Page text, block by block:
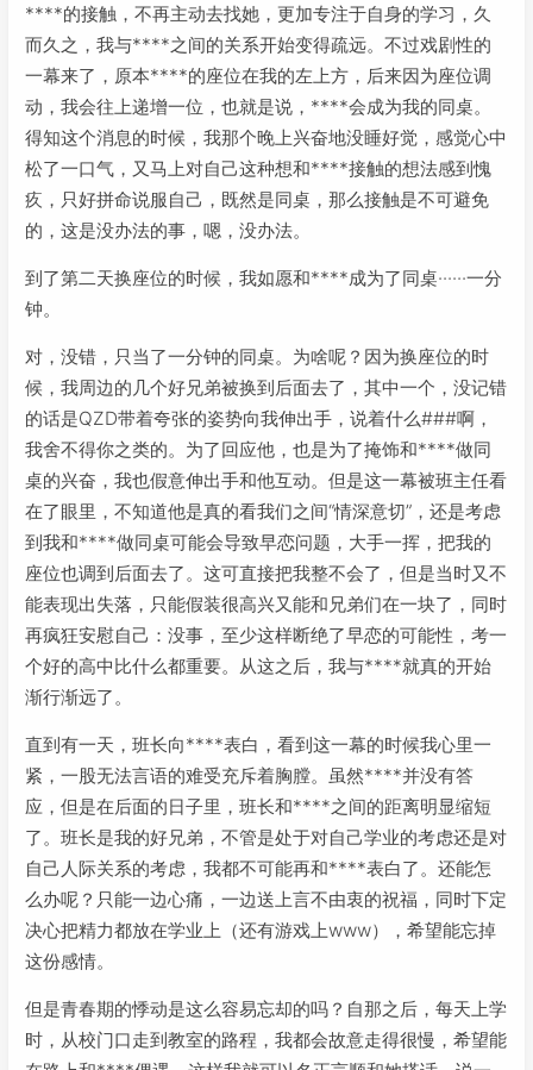
****的接触，不再主动去找她，更加专注于自身的学习，久
而久之，我与****之间的关系开始变得疏远。不过戏剧性的
一幕来了，原本****的座位在我的左上方，后来因为座位调
动，我会往上递增一位，也就是说，****会成为我的同桌。
得知这个消息的时候，我那个晚上兴奋地没睡好觉，感觉心中
松了一口气，又马上对自己这种想和****接触的想法感到愧
疚，只好拼命说服自己，既然是同桌，那么接触是不可避免
的，这是没办法的事，嗯，没办法。
到了第二天换座位的时候，我如愿和****成为了同桌······一分
钟。
对，没错，只当了一分钟的同桌。为啥呢？因为换座位的时
候，我周边的几个好兄弟被换到后面去了，其中一个，没记错
的话是QZD带着夸张的姿势向我伸出手，说着什么###啊，
我舍不得你之类的。为了回应他，也是为了掩饰和****做同
桌的兴奋，我也假意伸出手和他互动。但是这一幕被班主任看
在了眼里，不知道他是真的看我们之间“情深意切”，还是考虑
到我和****做同桌可能会导致早恋问题，大手一挥，把我的
座位也调到后面去了。这可直接把我整不会了，但是当时又不
能表现出失落，只能假装很高兴又能和兄弟们在一块了，同时
再疯狂安慰自己：没事，至少这样断绝了早恋的可能性，考一
个好的高中比什么都重要。从这之后，我与****就真的开始
渐行渐远了。
直到有一天，班长向****表白，看到这一幕的时候我心里一
紧，一股无法言语的难受充斥着胸膛。虽然****并没有答
应，但是在后面的日子里，班长和****之间的距离明显缩短
了。班长是我的好兄弟，不管是处于对自己学业的考虑还是对
自己人际关系的考虑，我都不可能再和****表白了。还能怎
么办呢？只能一边心痛，一边送上言不由衷的祝福，同时下定
决心把精力都放在学业上（还有游戏上www），希望能忘掉
这份感情。
但是青春期的悸动是这么容易忘却的吗？自那之后，每天上学
时，从校门口走到教室的路程，我都会故意走得很慢，希望能